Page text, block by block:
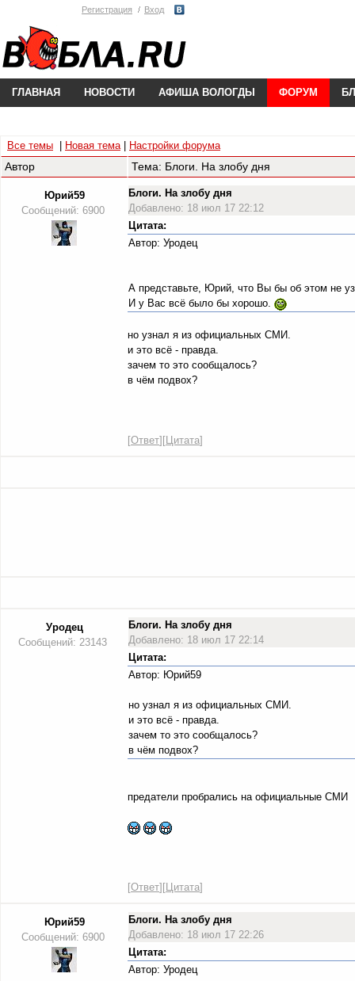
Регистрация Вход
ГЛАВНАЯ НОВОСТИ АФИША ВОЛОГДЫ ФОРУМ
Все темы Новая тема| Настройки форума
Автор Тема: Блоги. На злобу дня
Юрий59
Сообщений: 6900
Блоги. На злобу дня
Добавлено: 18 июл 17 22:12
Цитата:
Автор: Уродец
А представьте, Юрий, что Вы бы об этом не
И у Вас всё было бы хорошо.
но узнал я из официальных СМИ.
и это всё - правда.
зачем то это сообщалось?
в чём подвох?
[Ответ][Цитата]
Уродец
Сообщений: 23143
Блоги. На злобу дня
Добавлено: 18 июл 17 22:14
Цитата:
Автор: Юрий59
но узнал я из официальных СМИ.
и это всё - правда.
зачем то это сообщалось?
в чём подвох?
предатели пробрались на официальные СМИ
[Ответ][Цитата]
Юрий59
Сообщений: 6900
Блоги. На злобу дня
Добавлено: 18 июл 17 22:26
Цитата:
Автор: Уродец